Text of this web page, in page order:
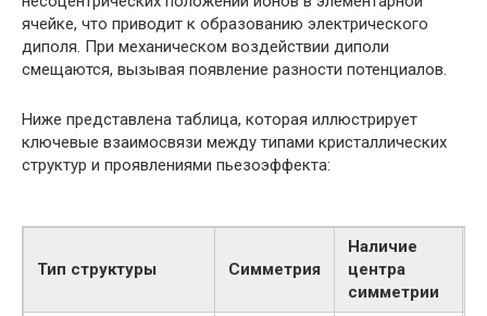
ячейке, что приводит к образованию электрического
диполя. При механическом воздействии диполи
смещаются, вызывая появление разности потенциалов.
Ниже представлена таблица, которая иллюстрирует
ключевые взаимосвязи между типами кристаллических
структур и проявлениями пьезоэффекта:
Тип структуры Симметрия
Наличие
центра
симметрии